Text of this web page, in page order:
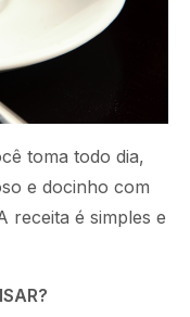
toma todo dia,
e docinho com
receita é simples e